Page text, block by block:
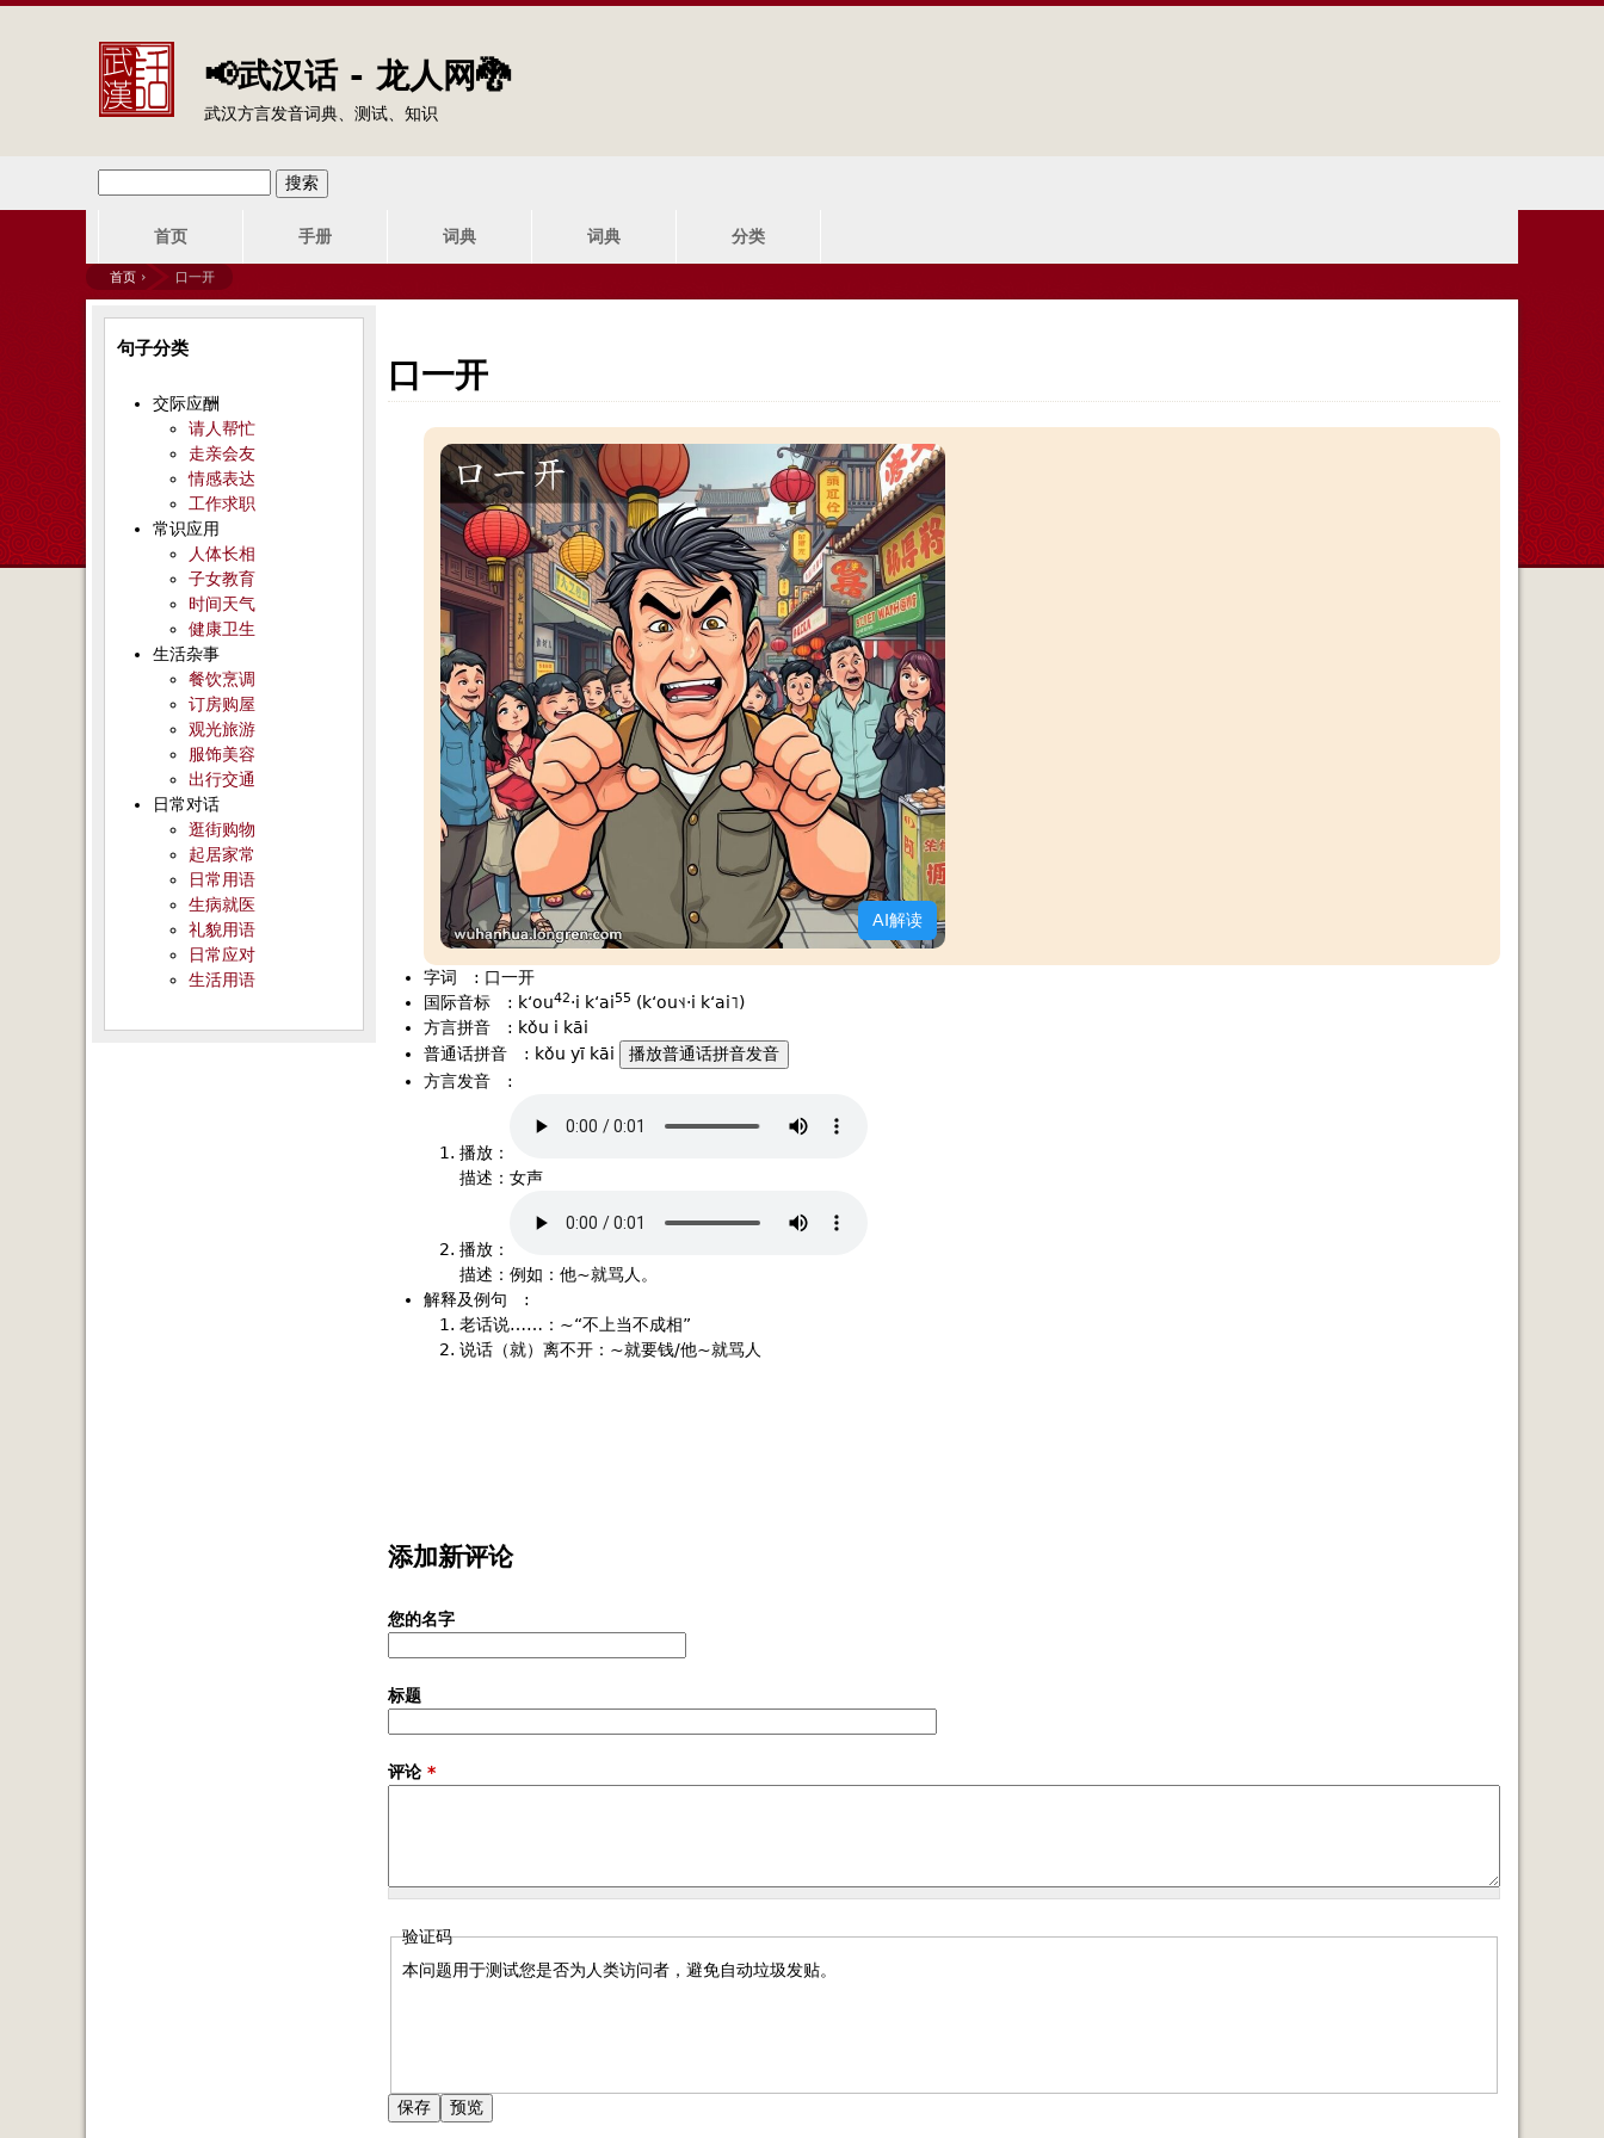
📢武汉话 - 龙人网🐉
武汉方言发音词典、测试、知识
索
表
单
菜
单
首页 手册 词典 词典 分类
你
首页 › 口一开
口一开
AI解读
字词 : 口一开
国际音标
: kʻou42·i kʻai55 (kʻou˦˨·i kʻai˥)
方言拼音
: kǒu i kāi
普通话拼音
: kǒu yī kāi
播放普通话拼音发音
方言发音
:
播放：
描述：女声
播放：
描述：例如：他~就骂人。
解释及例句
:
老话说……：~“不上当不成相”
说话（就）离不开：~就要钱/他~就骂人
添加新评论
您的名字
标题
评论 *
验证码
本问题用于测试您是否为人类访问者，避免自动垃圾发贴。
句子分类
交际应酬
请人帮忙
走亲会友
情感表达
工作求职
常识应用
人体长相
子女教育
时间天气
健康卫生
生活杂事
餐饮烹调
订房购屋
观光旅游
服饰美容
出行交通
日常对话
逛街购物
起居家常
日常用语
生病就医
礼貌用语
日常应对
生活用语